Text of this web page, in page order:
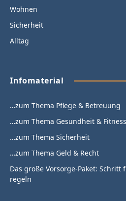
Wohnen
Sicherheit
Alltag
Infomaterial
…zum Thema Pflege & Betreuung
…zum Thema Gesundheit & Fitness
…zum Thema Sicherheit
…zum Thema Geld & Recht
Das große Vorsorge-Paket:
regeln